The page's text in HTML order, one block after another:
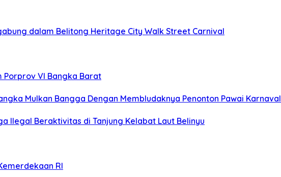
dalam Belitong Heritage City Walk Street Carnival
Porprov VI Bangka Barat
Mulkan Bangga Dengan Membludaknya Penonton Pawai Karnaval
Ilegal Beraktivitas di Tanjung Kelabat Laut Belinyu
RI